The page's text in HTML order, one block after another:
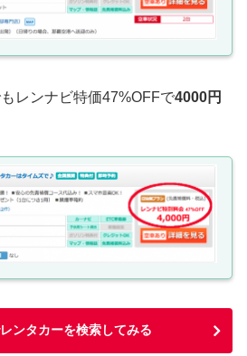
レンナビ特価47%OFFで4000円
ンタカーを検索してみる